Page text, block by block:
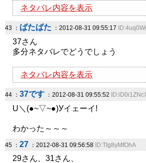
ネタバレ内容を表示
43 ： ばたばた ：2012-08-31 09:55:17
37さん
多分ネタバレでどうでしょう
ネタバレ内容を表示
44 ： 37です ：2012-08-31 09:55:52
U＼(●~▽~●)Уイェーイ!
わかった～～～
45 ： 27 ：2012-08-31 09:56:58 ID:Ttg8yMfOhA
29さん、31さん、